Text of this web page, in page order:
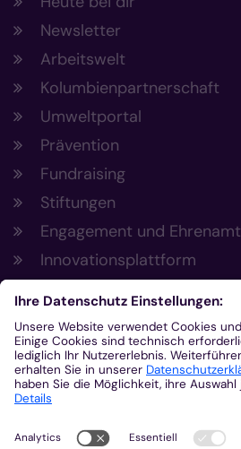
Newsletter
Arbeitswelt
Kolumbienpartnerschaft
Umweltportal
Prävention
Fundraising
Stiftungen
Engagement und Ehrenamt
Innovationsplattform
Aus der Plattform
Nachrichten
Veranstaltungen
Gottesdienste
Stellenangebote